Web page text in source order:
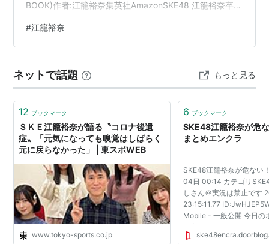
BOOK)作者:江籠裕奈集英社AmazonSKE48 江籠裕奈卒業
Amazon【Amazon.co.jp 限定】SKE48 江籠裕奈1st写真
集「わがままな可愛さ」作者:江籠 裕奈扶桑社
作者:江籠 裕奈扶桑社Ama…
#江籠裕奈
ネットで話題 もっと見る
12 ブックマーク
ＳＫＥ江籠裕奈が語る〝コロナ後遺
症〟「元気になっても嗅覚はしばらく
元に戻らなかった」 | 東スポWEB
www.tokyo-sports.co.jp
6 ブックマーク
SKE48江籠裕奈が危
まとめエンクラ
SKE48江籠裕奈が危ない
04日 00:14 カテゴリ
しさん＠実況は禁止です
23:15:11.77
Mobile - 一般公開 今日の
同室♡ 492: 名無しさん＠
2013/05/03(金)